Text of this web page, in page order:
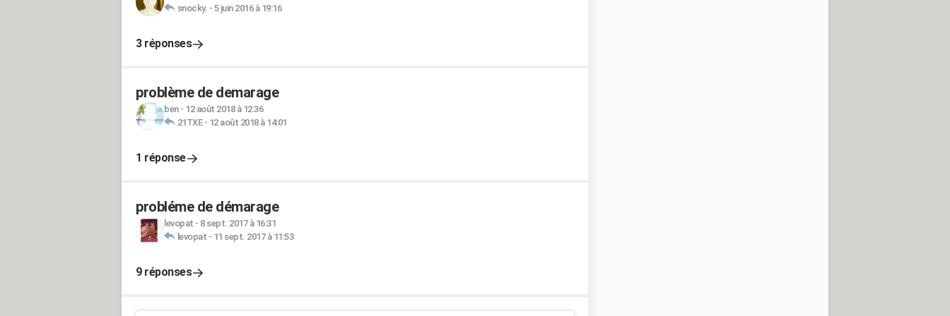
snocky. - 5 juin 2016 à 19:16
3 réponses
problème de demarage
ben- 12 août 2018 à 12:36
21TXE- 12 août 2018 à 14:01
1 réponse
probléme de démarage
levopat - 8 sept. 2017 à 16:31
levopat - 11 sept. 2017 à 11:53
9 réponses